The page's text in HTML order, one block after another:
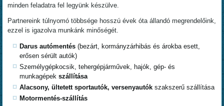
minden feladatra fel legyünk készülve.
Partnereink túlnyomó többsége hosszú évek óta állandó megrendelőink,
ezzel is igazolva munkánk minőségét.
Darus autómentés(bezárt, kormányzárhibás és árokba esett,
erősen sérült autók)
Személygépkocsik, tehergépjárművek, hajók, gép- és
munkagépekszállítása
Alacsony, ültetett sportautók, versenyautókszakszerű szállítása
Motormentés-szállítás